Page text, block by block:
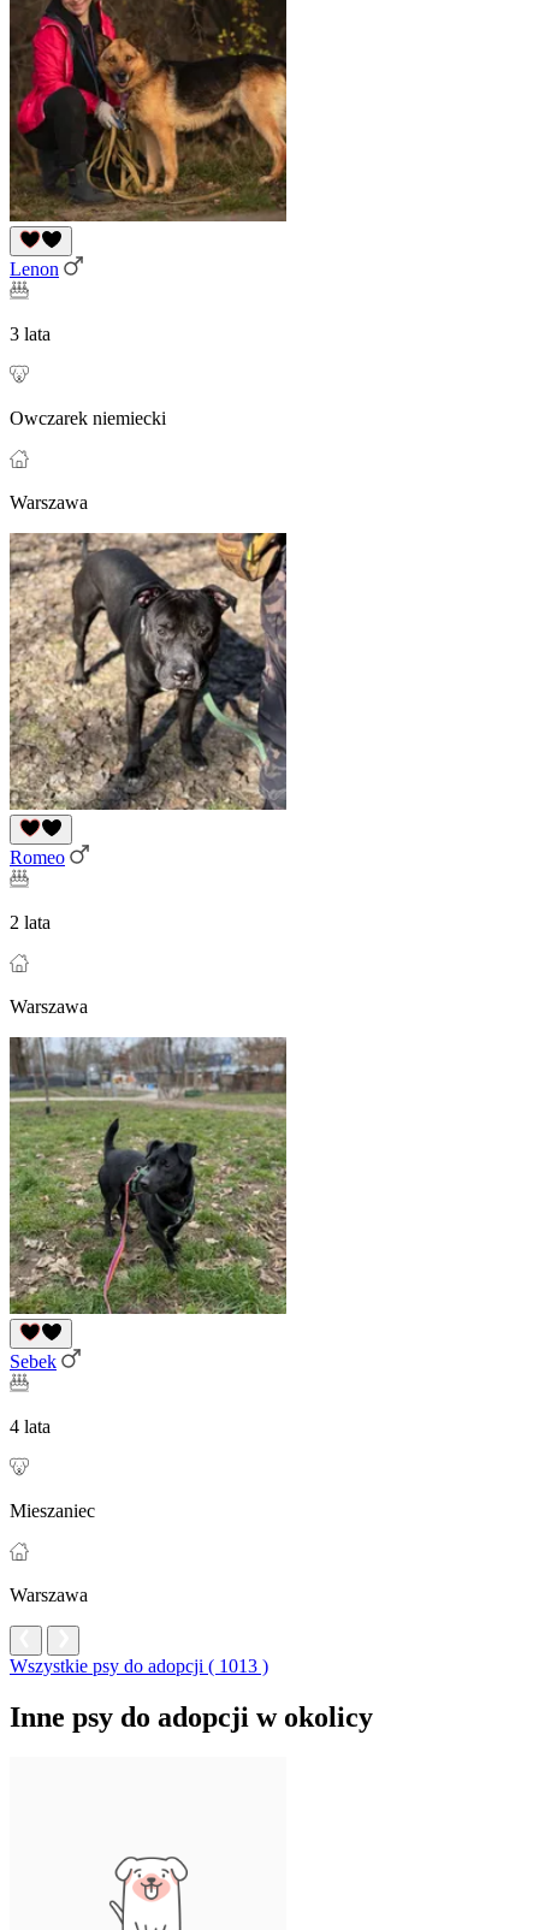
Lenon
3 lata
Owczarek niemiecki
Warszawa
Romeo
2 lata
Warszawa
Sebek
4 lata
Mieszaniec
Warszawa
Wszystkie psy do adopcji ( 1013 )
Inne psy do adopcji w okolicy